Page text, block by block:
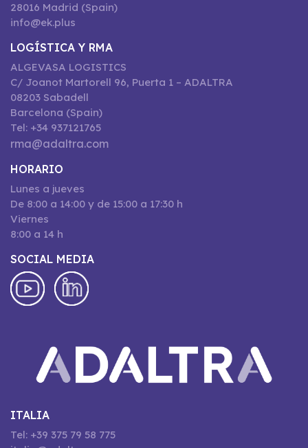
28016 Madrid (Spain)
info@ek.plus
LOGÍSTICA Y RMA
ALGEVASA LOGISTICS
C/ Joanot Martorell 96, Puerta 1 – ADALTRA
08203 Sabadell
Barcelona (Spain)
Tel: +34 937121765
rma@adaltra.com
HORARIO
Lunes a jueves
De 8:00 a 14:00 y de 15:00 a 17:30 h
Viernes
8:00 a 14 h
SOCIAL MEDIA
ITALIA
Tel: +39 375 79 58 775